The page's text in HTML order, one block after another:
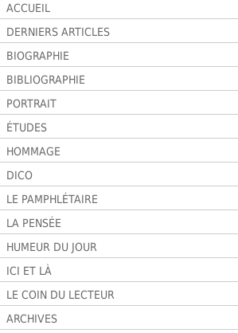
ACCUEIL
DERNIERS ARTICLES
BIOGRAPHIE
BIBLIOGRAPHIE
PORTRAIT
ÉTUDES
HOMMAGE
DICO
LE PAMPHLÉTAIRE
LA PENSÉE
HUMEUR DU JOUR
ICI ET LÀ
LE COIN DU LECTEUR
ARCHIVES